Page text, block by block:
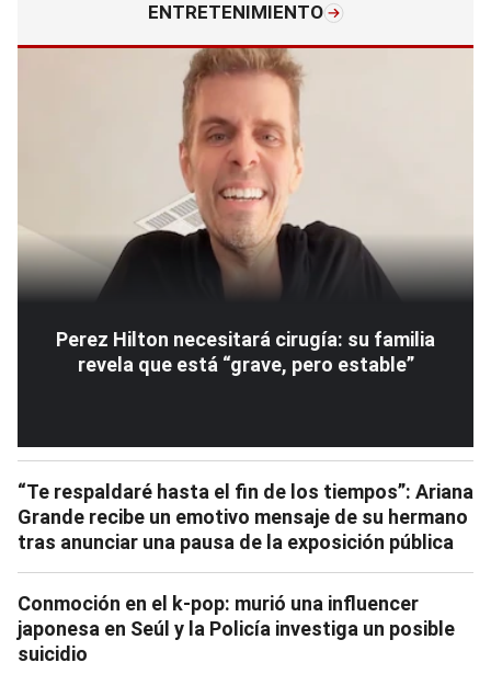
ENTRETENIMIENTO
Perez Hilton necesitará cirugía: su familia
revela que está “grave, pero estable”
“Te respaldaré hasta el fin de los tiempos”: Ariana
Grande recibe un emotivo mensaje de su hermano
tras anunciar una pausa de la exposición pública
Conmoción en el k-pop: murió una influencer
japonesa en Seúl y la Policía investiga un posible
suicidio